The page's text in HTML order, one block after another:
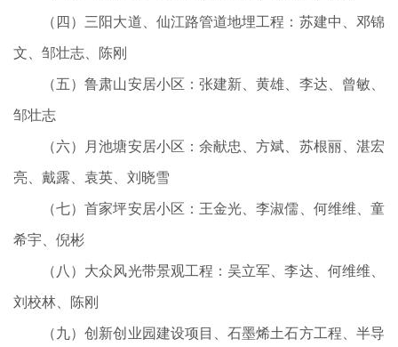
（四）三阳大道、仙江路管道地埋工程：苏建中、邓锦
文、邹壮志、陈刚
（五）鲁肃山安居小区：张建新、黄雄、李达、曾敏、
邹壮志
（六）月池塘安居小区：余献忠、方斌、苏根丽、湛宏
亮、戴露、袁英、刘晓雪
（七）首家坪安居小区：王金光、李淑儒、何维维、童
希宇、倪彬
（八）大众风光带景观工程：吴立军、李达、何维维、
刘校林、陈刚
（九）创新创业园建设项目、石墨烯土石方工程、半导